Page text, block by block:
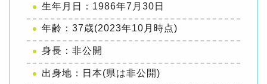
生年月日：1986年7月30日
年齢：37歳(2023年10月時点)
身長：非公開
出身地：日本(県は非公開)